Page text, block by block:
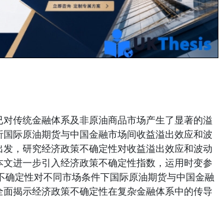
传统金融体系及非原油商品市场产生了显著的溢
际原油期货与中国金融市场间收益溢出效应和波
，研究经济政策不确定性对收益溢出效应和波动
进一步引入经济政策不确定性指数，运用时变参
定性对不同市场条件下国际原油期货与中国金融
揭示经济政策不确定性在复杂金融体系中的传导